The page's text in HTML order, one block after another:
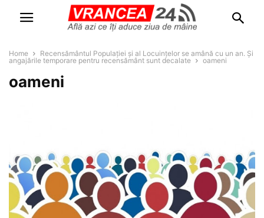
Home
Recensământul Populației și al Locuințelor se amână cu un an. Și
angajările temporare pentru recensământ sunt decalate
oameni
oameni